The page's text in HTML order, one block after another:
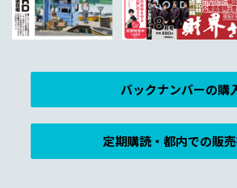
バックナンバーの購
定期購読・都内での販